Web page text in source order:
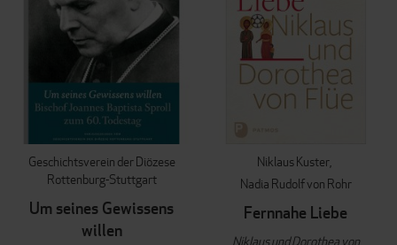
Geschichtsverein der Diözese
Rottenburg-Stuttgart
Um seines Gewissens
willen
Niklaus Kuster
Nadia Rudolf von Rohr
Fernnahe Liebe
Niklaus und Dorothea von